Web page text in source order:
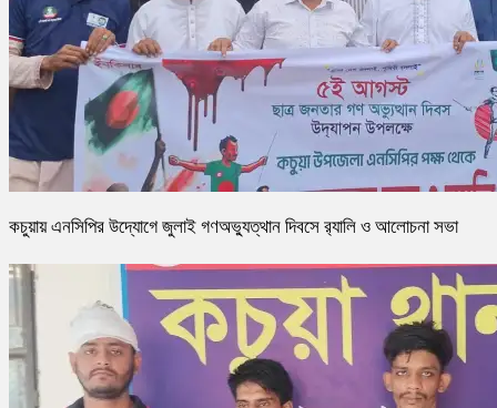
কচুয়ায় এনসিপির উদ্যোগে জুলাই গণঅভ্যুত্থান দিবসে র‌্যালি ও আলোচনা সভা